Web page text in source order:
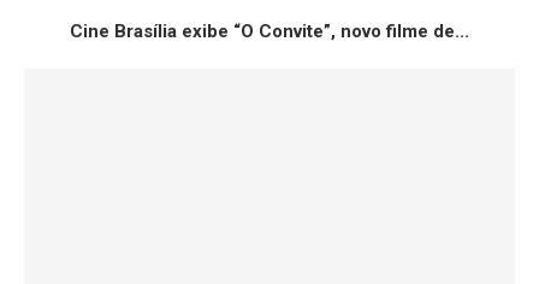
Cine Brasília exibe “O Convite”, novo filme de...